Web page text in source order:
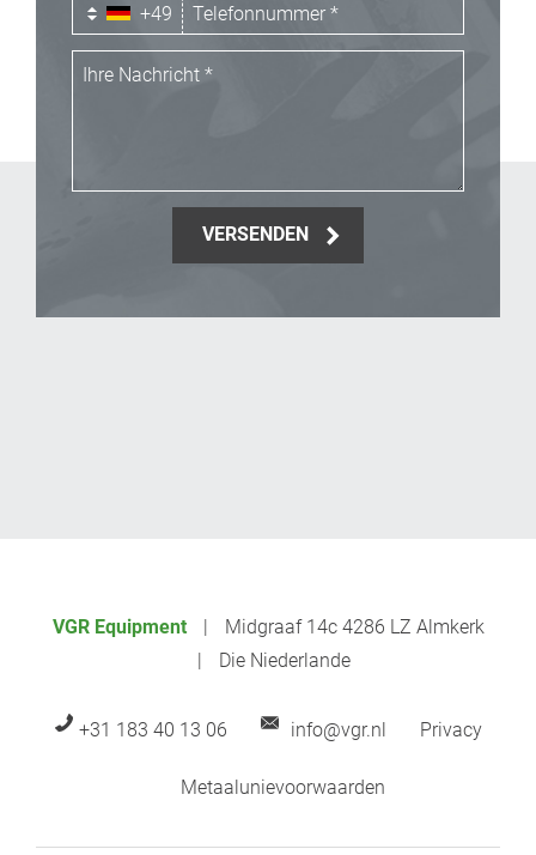
+49
VERSENDEN
VGR Equipment
Midgraaf 14c 4286 LZ Almkerk
Die Niederlande
+31 183 40 13 06 info@vgr.nl Privacy
Metaalunievoorwaarden